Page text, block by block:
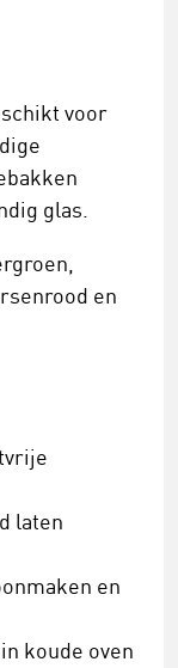
voor
glas.
en
laten
en
koude oven